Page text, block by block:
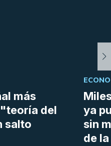
más
del
salto
ya
sin
de